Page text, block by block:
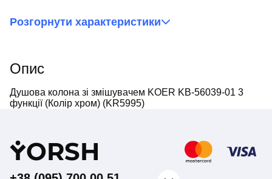
Розгорнути характеристики
Опис
Душова колона зі змішувачем KOER KB-56039-01 3
функції (Колір хром) (KR5995)
YORSH